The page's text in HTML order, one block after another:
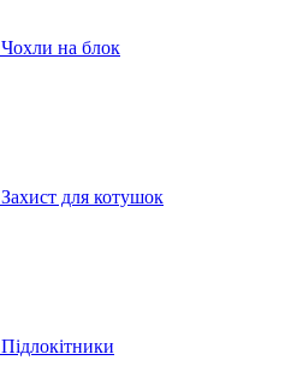
Чохли на блок
Захист для котушок
Підлокітники